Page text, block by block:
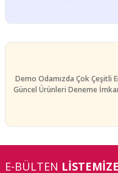
Demo Odamızda Çok Çeşitli
Güncel Ürünleri Deneme
E-BÜLTEN